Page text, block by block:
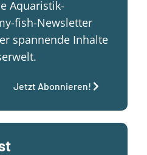
Aquaristik-
fish-Newsletter
spannende Inhalte
Jetzt Abonnieren!